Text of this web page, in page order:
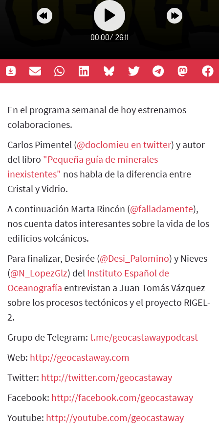
00:00/ 26:11
En el programa semanal de hoy estrenamos
colaboraciones.
Carlos Pimentel (@doclomieu en twitter) y autor
del libro "Pequeña guía de minerales
inexistentes" nos habla de la diferencia entre
Cristal y Vidrio.
A continuación Marta Rincón (@falladamente),
nos cuenta datos interesantes sobre la vida de los
edificios volcánicos.
Para finalizar, Desirée (@Desi_Palomino) y Nieves
(@N_LopezGlz) del Instituto Español de
Oceanografía entrevistan a Juan Tomás Vázquez
sobre los procesos tectónicos y el proyecto RIGEL-
2.
Grupo de Telegram: t.me/geocastawaypodcast
Web: http://geocastaway.com
Twitter: http://twitter.com/geocastaway
Facebook: http://facebook.com/geocastaway
Youtube: http://youtube.com/geocastaway